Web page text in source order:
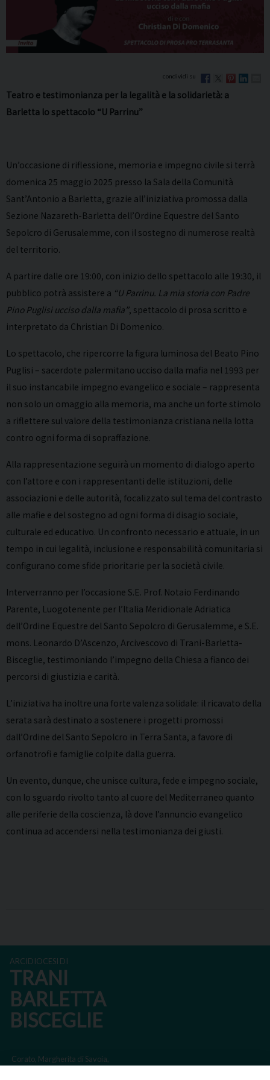
Teatro e testimonianza per la legalità e la solidarietà: a
Barletta lo spettacolo “U Parrinu”
Un’occasione di riflessione, memoria e impegno civile si terrà
domenica 25 maggio 2025 presso la Sala della Comunità
Sant’Antonio a Barletta, grazie all’iniziativa promossa dalla
Sezione Nazareth-Barletta dell’Ordine Equestre del Santo
Sepolcro di Gerusalemme, con il sostegno di numerose realtà
del territorio.
A partire dalle ore 19:00, con inizio dello spettacolo alle 19:30, il
pubblico potrà assistere a “U Parrinu. La mia storia con Padre
Pino Puglisi ucciso dalla mafia”, spettacolo di prosa scritto e
interpretato da Christian Di Domenico.
Lo spettacolo, che ripercorre la figura luminosa del Beato Pino
Puglisi – sacerdote palermitano ucciso dalla mafia nel 1993 per
il suo instancabile impegno evangelico e sociale – rappresenta
non solo un omaggio alla memoria, ma anche un forte stimolo
a riflettere sul valore della testimonianza cristiana nella lotta
contro ogni forma di sopraffazione.
Alla rappresentazione seguirà un momento di dialogo aperto
con l’attore e con i rappresentanti delle istituzioni, delle
associazioni e delle autorità, focalizzato sul tema del contrasto
alle mafie e del sostegno ad ogni forma di disagio sociale,
culturale ed educativo. Un confronto necessario e attuale, in un
tempo in cui legalità, inclusione e responsabilità comunitaria si
configurano come sfide prioritarie per la società civile.
Interverranno per l’occasione S.E. Prof. Notaio Ferdinando
Parente, Luogotenente per l’Italia Meridionale Adriatica
dell’Ordine Equestre del Santo Sepolcro di Gerusalemme, e S.E.
mons. Leonardo D’Ascenzo, Arcivescovo di Trani-Barletta-
Bisceglie, testimoniando l’impegno della Chiesa a fianco dei
percorsi di giustizia e carità.
L’iniziativa ha inoltre una forte valenza solidale: il ricavato della
serata sarà destinato a sostenere i progetti promossi
dall’Ordine del Santo Sepolcro in Terra Santa, a favore di
orfanotrofi e famiglie colpite dalla guerra.
Un evento, dunque, che unisce cultura, fede e impegno sociale,
con lo sguardo rivolto tanto al cuore del Mediterraneo quanto
alle periferie della coscienza, là dove l’annuncio evangelico
continua ad accendersi nella testimonianza dei giusti.
ARCIDIOCESI DI
TRANI
BARLETTA
BISCEGLIE
Corato, Margherita di Savoia,